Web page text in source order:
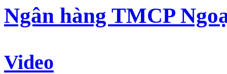
Ngân hàng TMCP
Video